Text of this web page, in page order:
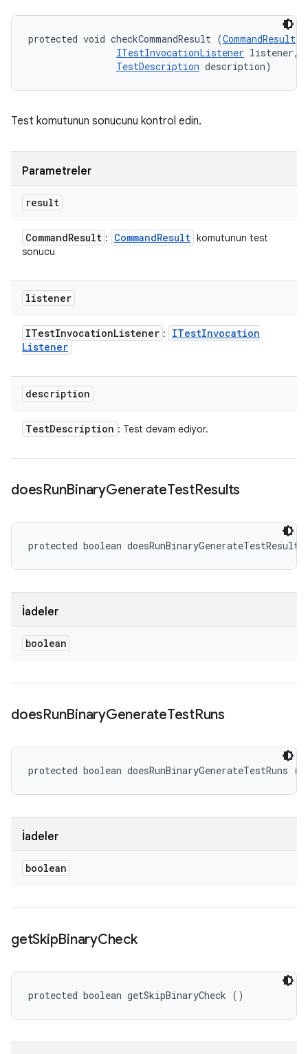
protected void checkCommandResult (CommandResult
ITestInvocationListener listener,
TestDescription description)
Test komutunun sonucunu kontrol edin.
Parametreler
result
CommandResult : CommandResult komutunun test
sonucu
listener
ITestInvocationListener : ITestInvocation
Listener
description
TestDescription : Test devam ediyor.
doesRunBinaryGenerateTestResults
protected boolean
İadeler
boolean
doesRunBinaryGenerateTestRuns
protected boolean doesRunBinaryGenerateTestRuns ()
İadeler
boolean
getSkipBinaryCheck
protected boolean getSkipBinaryCheck ()